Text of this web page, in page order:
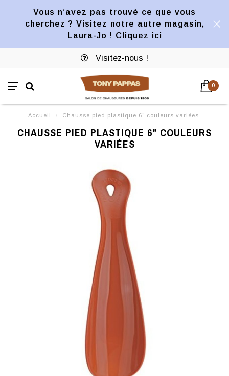
Vous n’avez pas trouvé ce que vous
cherchez ? Visitez notre autre magasin,
Laura-Jo ! Cliquez ici
Visitez-nous !
0
Accueil / Chausse pied plastique 6" couleurs variées
CHAUSSE PIED PLASTIQUE 6" COULEURS
VARIÉES